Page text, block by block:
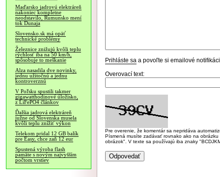
Maďarsko jadrovú elektráreň
nakoniec kompletne
neodstavilo, Rumunsko mení
tok Dunaja
Slovensko.sk má opäť
technické problémy
Železnice znižujú kvôli teplu
rýchlosť iba na 50 km/h,
spôsobuje to meškanie
Alza nasadila dve novinky,
jednu užitočnú a jednu
kontroverznú
V Poľsku spustili takmer
gigawatthodinové úložisko,
z LiFePO4 článkov
Ďalšia jadrová elektráreň
južne od Slovenska musela
kvôli teplu znížiť výkon
Telekom pridal 12 GB balík
pre Easy, chce zaň 12 eur
Spustená výroba flash
pamäte s novým najvyšším
počtom vrstiev
Prihláste sa a povoľte si emailové
Overovací text:
Pre overenie, že komentár sa nepridáva
Písmená musíte zadávať rovnako ako na
obrázok". V texte sa používajú iba znaky